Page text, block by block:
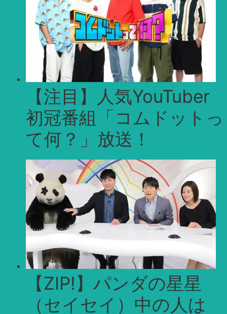
【注目】人気YouTuber
初冠番組「コムドットっ
て何？」放送！
【ZIP!】パンダの星星
（セイセイ）中の人は